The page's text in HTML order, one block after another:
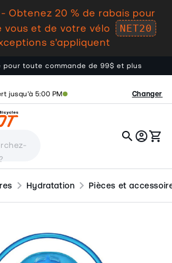
Obtenez 20 % de rabais pour
vous et de votre vélo
NET20
s'appliquent
pour toute commande de 99$ et plus
jusqu'à 5:00 PM Changer
search account_circleshopping_cart
Panier
chevron_right Hydratation chevron_rightPièces et